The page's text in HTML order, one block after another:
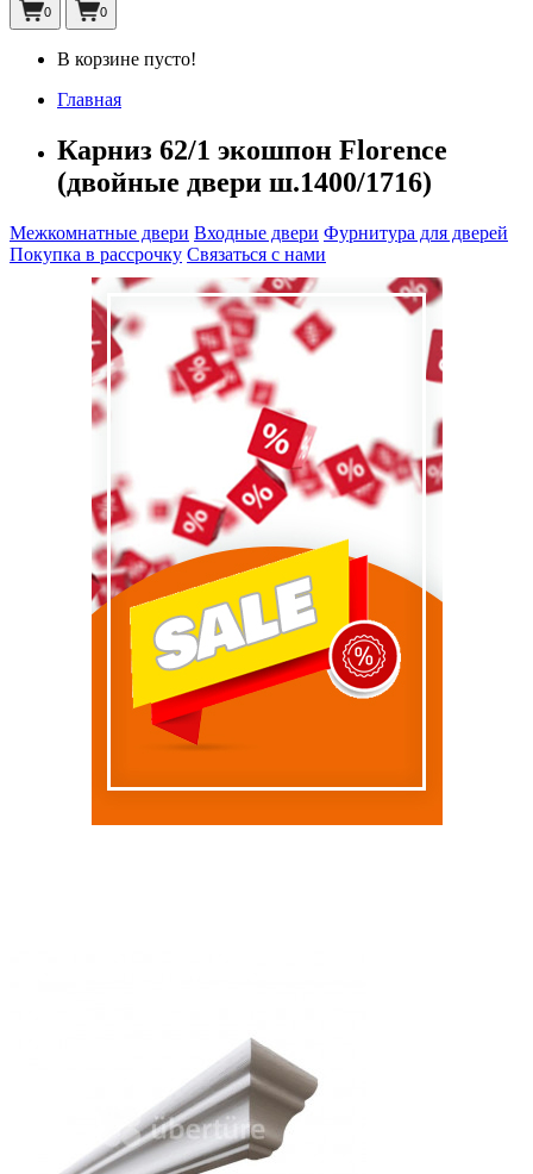
0 0
В корзине пусто!
Главная
Карниз 62/1 экошпон Florence
(двойные двери ш.1400/1716)
Межкомнатные двери Входные двери Фурнитура для дверей
Покупка в рассрочку Связаться с нами